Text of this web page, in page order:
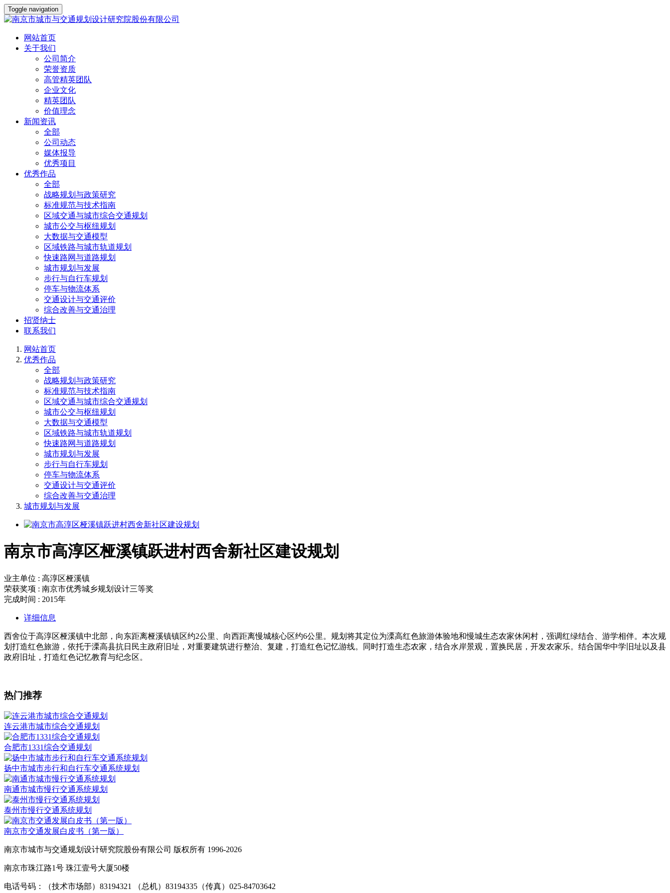
Toggle navigation
网站首页
关于我们
公司简介
荣誉资质
高管精英团队
企业文化
精英团队
价值理念
新闻资讯
全部
公司动态
媒体报导
优秀项目
优秀作品
全部
战略规划与政策研究
标准规范与技术指南
区域交通与城市综合交通规划
城市公交与枢纽规划
大数据与交通模型
区域铁路与城市轨道规划
快速路网与道路规划
城市规划与发展
步行与自行车规划
停车与物流体系
交通设计与交通评价
综合改善与交通治理
招贤纳士
联系我们
网站首页
优秀作品
全部
战略规划与政策研究
标准规范与技术指南
区域交通与城市综合交通规划
城市公交与枢纽规划
大数据与交通模型
区域铁路与城市轨道规划
快速路网与道路规划
城市规划与发展
步行与自行车规划
停车与物流体系
交通设计与交通评价
综合改善与交通治理
城市规划与发展
南京市高淳区桠溪镇跃进村西舍新社区建设规划
业主单位 : 高淳区桠溪镇
荣获奖项 : 南京市优秀城乡规划设计三等奖
完成时间 : 2015年
详细信息
西舍位于高淳区桠溪镇中北部，向东距离桠溪镇镇区约2公里、向西距离慢城核心区约6公里。规划将其定位为溧高红色旅游体验地和慢城生态农家休闲村，强调红绿结合、游学相伴。本次规
划打造红色旅游，依托于溧高县抗日民主政府旧址，对重要建筑进行整治、复建，打造红色记忆游线。同时打造生态农家，结合水岸景观，置换民居，开发农家乐。结合国华中学旧址以及县
政府旧址，打造红色记忆教育与纪念区。
热门推荐
连云港市城市综合交通规划
合肥市1331综合交通规划
扬中市城市步行和自行车交通系统规划
南通市城市慢行交通系统规划
泰州市慢行交通系统规划
南京市交通发展白皮书（第一版）
南京市城市与交通规划设计研究院股份有限公司 版权所有 1996-2026
南京市珠江路1号 珠江壹号大厦50楼
电话号码：（技术市场部）83194321 （总机）83194335（传真）025-84703642